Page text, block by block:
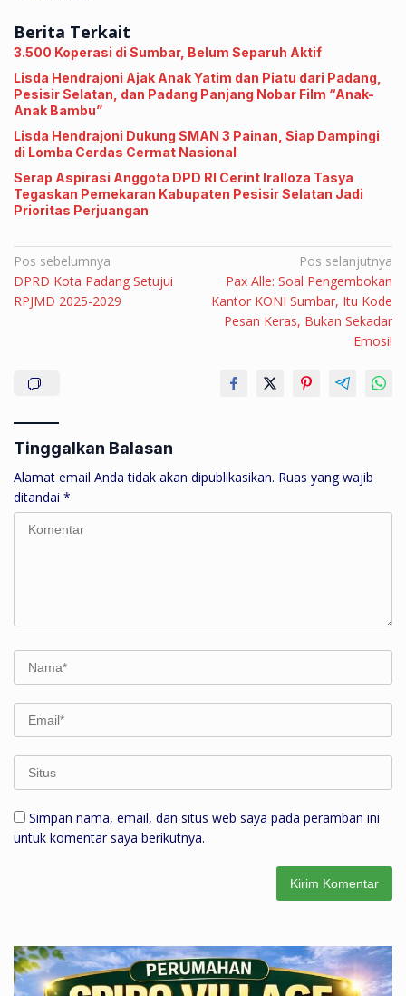
Berita Terkait
3.500 Koperasi di Sumbar, Belum Separuh Aktif
Lisda Hendrajoni Ajak Anak Yatim dan Piatu dari Padang,
Pesisir Selatan, dan Padang Panjang Nobar Film “Anak-
Anak Bambu”
Lisda Hendrajoni Dukung SMAN 3 Painan, Siap Dampingi
di Lomba Cerdas Cermat Nasional
Serap Aspirasi Anggota DPD RI Cerint Iralloza Tasya
Tegaskan Pemekaran Kabupaten Pesisir Selatan Jadi
Prioritas Perjuangan
Navigasi
pos
Pos sebelumnya
DPRD Kota Padang Setujui
RPJMD 2025-2029
Pos selanjutnya
Pax Alle: Soal Pengembokan
Kantor KONI Sumbar, Itu Kode
Pesan Keras, Bukan Sekadar
Emosi!
Tinggalkan Balasan
Alamat email Anda tidak akan dipublikasikan. Ruas yang wajib
ditandai *
Simpan nama, email, dan situs web saya pada peramban ini
untuk komentar saya berikutnya.